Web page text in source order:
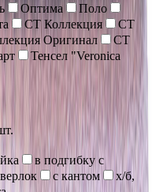
Оптима
Поло
СТ Коллекция
СТ
Оригинал
СТ
Тенсел "Veronica
в подгибку с
с кантом
х/б,